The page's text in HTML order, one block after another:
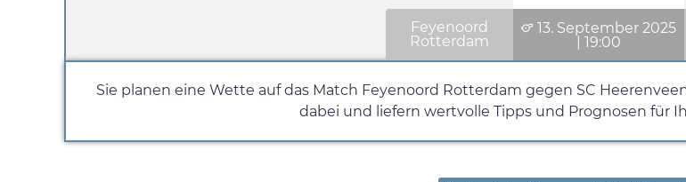
Feyenoord
Rotterdam
13. September 2025
19:00
Sie planen eine Wette auf das Match Feyenoord Rotterdam gegen SC
dabei und liefern wertvolle Tipps und Prognosen für